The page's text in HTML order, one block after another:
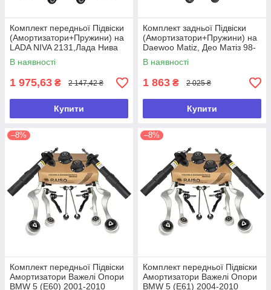
Комплект передньої Підвіски
(Амортизатори+Пружини) на
LADA NIVA 2131,Лада Нива
2131
В наявності
1 975,63 ₴ 2 147,42 ₴
Купити
Комплект задньої Підвіски
(Амортизатори+Пружини) на
Daewoo Matiz, Део Матіз 98-
В наявності
1 863 ₴ 2 025 ₴
Купити
–8%
Комплект передньої Підвіски
Амортизатори Важелі Опори
BMW 5 (E60) 2001-2010
–8%
Комплект передньої Підвіски
Амортизатори Важелі Опори
BMW 5 (E61) 2004-2010